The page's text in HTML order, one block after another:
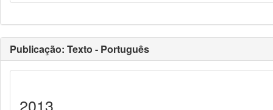
Publicação: Texto - Português
2013